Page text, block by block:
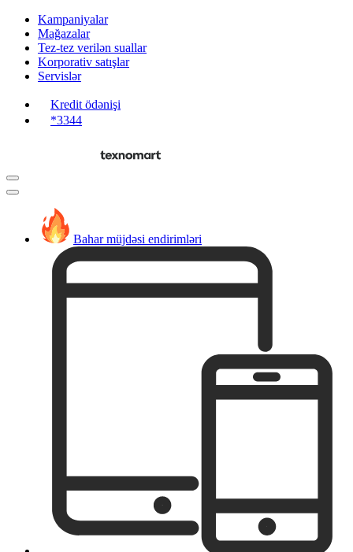
Kampaniyalar
Mağazalar
Tez-tez verilən suallar
Korporativ satışlar
Servislər
Kredit ödənişi
*3344
Bahar müjdəsi endirimləri